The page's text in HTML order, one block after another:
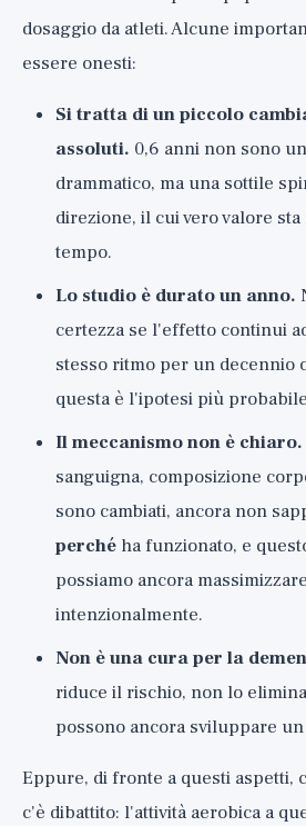
dosaggio da atleti. Alcune
essere onesti:
Si tratta di un piccolo
assoluti. 0,6 anni non sono
drammatico, ma una sottile
direzione, il cui vero valore
tempo.
Lo studio è durato un anno.
certezza se l'effetto continui
stesso ritmo per un decennio
questa è l'ipotesi più
Il meccanismo non è chiaro.
sanguigna, composizione
sono cambiati, ancora non
perché ha funzionato, e
possiamo ancora
intenzionalmente.
Non è una cura per la
riduce il rischio, non lo
possono ancora sviluppare
Eppure, di fronte a questi aspetti,
c'è dibattito: l'attività aerobica a